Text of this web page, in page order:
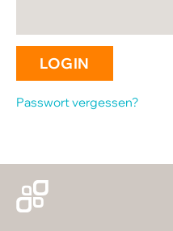
Passwort vergessen?